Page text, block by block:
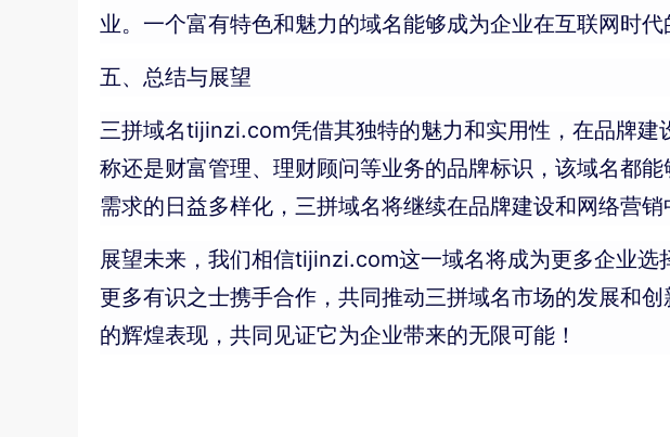
业。一个富有特色和魅力的域名能够成为企业在互联网时
五、总结与展望
三拼域名tijinzi.com凭借其独特的魅力和实用性，在品牌
称还是财富管理、理财顾问等业务的品牌标识，该域名都
需求的日益多样化，三拼域名将继续在品牌建设和网络营销
展望未来，我们相信tijinzi.com这一域名将成为更多企业
更多有识之士携手合作，共同推动三拼域名市场的发展和
的辉煌表现，共同见证它为企业带来的无限可能！